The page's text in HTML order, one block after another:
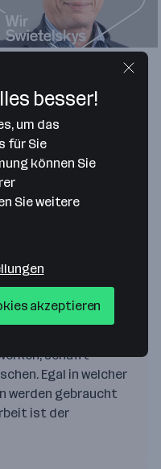
Gemeinsam
Dazu gehören
Deine
am Herzen.
schafft
Egal in welcher
werden gebraucht
ist der
besser!
um das
für Sie
können Sie
Sie weitere
akzeptieren